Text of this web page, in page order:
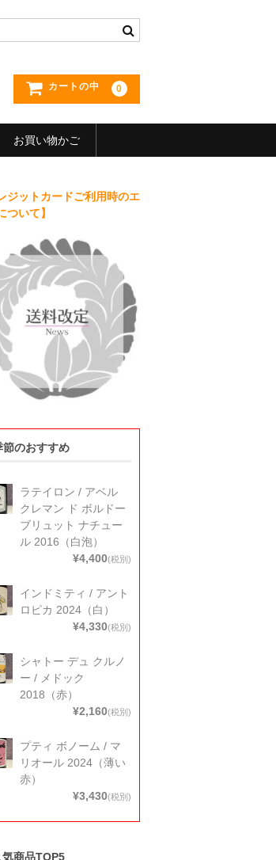
カートの中 0
お買い物かご
ジットカードご利用時のエ
ついて】
節のおすすめ
ラテイロン / アベル
クレマン ド ボルドー
ブリュット ナチュー
ル 2016（白泡）
¥4,400(税別)
インドミティ / アント
ロピカ 2024（白）
¥4,330(税別)
シャトー デュ クルノ
ー / メドック
2018（赤）
¥2,160(税別)
プティ ボノーム / マ
リオール 2024（薄い
赤）
¥3,430(税別)
気商品TOP5